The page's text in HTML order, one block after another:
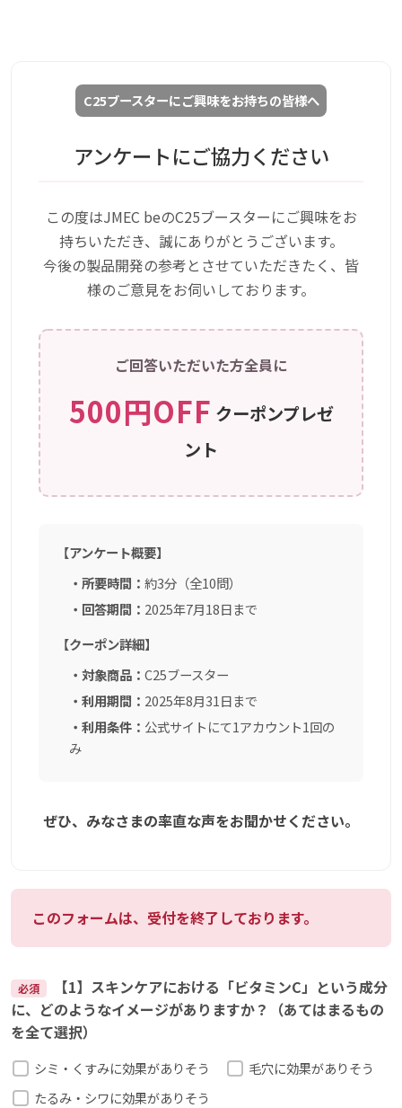
C25ブースターにご興味をお持ちの皆様へ
アンケートにご協力ください
この度はJMEC beのC25ブースターにご興味をお
持ちいただき、誠にありがとうございます。
今後の製品開発の参考とさせていただきたく、皆
様のご意見をお伺いしております。
ご回答いただいた方全員に
500円OFF クーポンプレゼ
ント
【アンケート概要】
・所要時間：約3分（全10問）
・回答期間： 2025年7月18日まで
【クーポン詳細】
・対象商品：C25ブースター
・利用期間： 2025年8月31日まで
・利用条件： 公式サイトにて1アカウント1回の
み
ぜひ、みなさまの率直な声をお聞かせください。
このフォームは、受付を終了しております。
必須
【1】スキンケアにおける「ビタミンC」という成分
に、どのようなイメージがありますか？（あてはまるもの
を全て選択）
シミ・くすみに効果がありそう
毛穴に効果がありそう
たるみ・シワに効果がありそう